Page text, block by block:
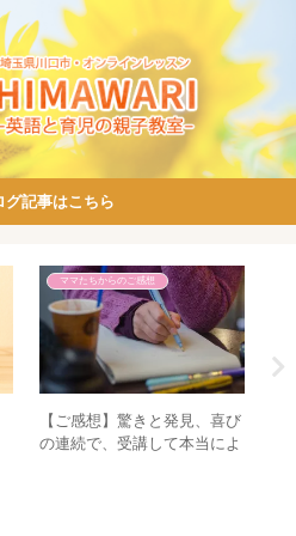
グ記事はこちら
ママたちからのご感想
【ご感想】驚きと発見、喜び
の連続で、受講して本当によ